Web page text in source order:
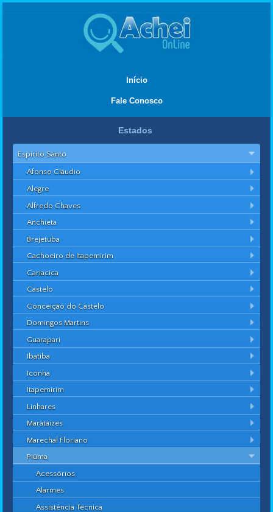
Início
Fale Conosco
Estados
Espírito Santo
Afonso Cláudio
Alegre
Alfredo Chaves
Anchieta
Brejetuba
Cachoeiro de Itapemirim
Cariacica
Castelo
Conceição do Castelo
Domingos Martins
Guarapari
Ibatiba
Iconha
Itapemirim
Linhares
Marataízes
Marechal Floriano
Piúma
Acessórios
Alarmes
Assistência Técnica